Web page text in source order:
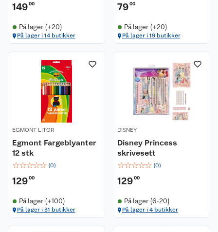
14900
På lager (+20)
På lager i 14 butikker
7900
På lager (+20)
På lager i 19 butikker
EGMONT LITOR
Egmont Fargeblyanter
12 stk
☆☆☆☆☆ (0)
12900
På lager (+100)
På lager i 31 butikker
DISNEY
Disney Princess
skrivesett
☆☆☆☆☆ (0)
12900
På lager (6-20)
På lager i 4 butikker